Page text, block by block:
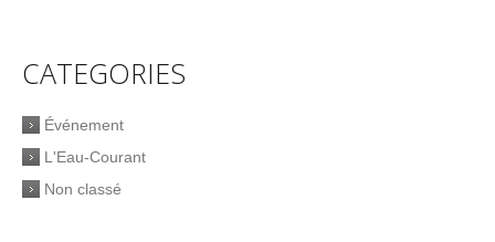
CATEGORIES
Événement
L'Eau-Courant
Non classé